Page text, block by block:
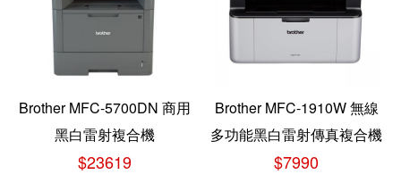
Brother MFC-5700DN 商用
黑白雷射複合機
$23619
Brother MFC-1910W 無線
多功能黑白雷射傳真複合機
$7990